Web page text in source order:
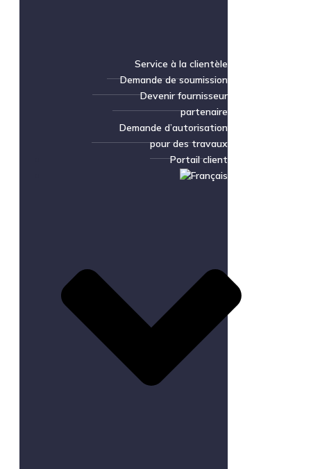
Service à la clientèle
Demande de soumission
Devenir fournisseur
partenaire
Demande d’autorisation
pour des travaux
Portail client